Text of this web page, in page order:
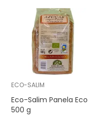
ECO-SALIM
Eco-Salim Panela Eco
500 g